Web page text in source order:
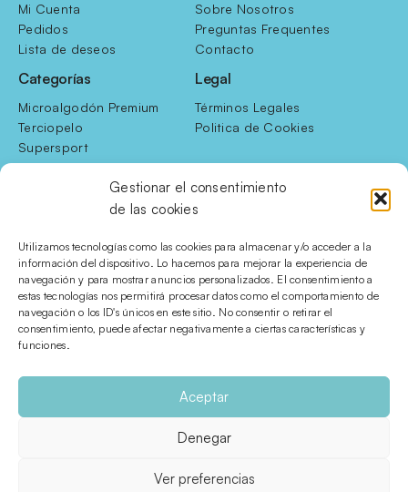
Gestionar el consentimiento
de las cookies
Utilizamos tecnologías como las cookies para almacenar y/o acceder a la
información del dispositivo. Lo hacemos para mejorar la experiencia de
navegación y para mostrar anuncios personalizados. El consentimiento a
estas tecnologías nos permitirá procesar datos como el comportamiento de
navegación o los ID's únicos en este sitio. No consentir o retirar el
consentimiento, puede afectar negativamente a ciertas características y
funciones.
Aceptar
Denegar
Ver preferencias
Mi Cuenta
Pedidos
Lista de deseos
Sobre Nosotros
Preguntas Frequentes
Contacto
Categorías
Microalgodón Premium
Terciopelo
Supersport
Manta Sherpa
Legal
Términos Legales
Politica de Cookies
03450 · Banyeres de
Mariola
Alicante · SPAIN
Síguenos en redes
reservados.